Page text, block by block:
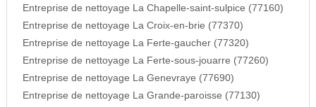
Entreprise de nettoyage La Chapelle-saint-sulpice (77160)
Entreprise de nettoyage La Croix-en-brie (77370)
Entreprise de nettoyage La Ferte-gaucher (77320)
Entreprise de nettoyage La Ferte-sous-jouarre (77260)
Entreprise de nettoyage La Genevraye (77690)
Entreprise de nettoyage La Grande-paroisse (77130)